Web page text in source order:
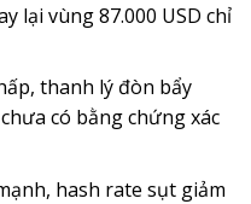
lại vùng 87.000 USD chỉ
thanh lý đòn bẩy
có bằng chứng xác
hash rate sụt giảm